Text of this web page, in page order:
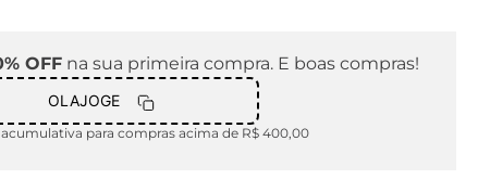
OFFna sua primeira compra. E boas compras!
OLAJOGE
para compras acima de R$ 400,00